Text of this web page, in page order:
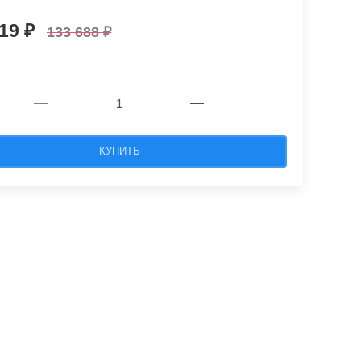
133 688
КУПИТЬ